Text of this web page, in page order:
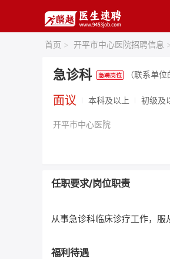
首页 > 开平市中心医院招聘信息 >
急诊科 （联系单
面议 本科及以上 初级及
开平市中心医院
任职要求/岗位职责
从事急诊科临床诊疗工作，服
福利待遇